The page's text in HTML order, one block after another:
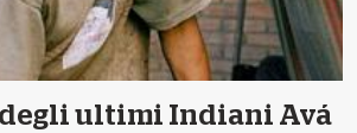
ultimi Indiani Avá